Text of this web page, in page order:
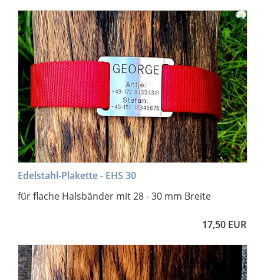
Edelstahl-Plakette - EHS 30
für flache Halsbänder mit 28 - 30 mm Breite
17,50 EUR